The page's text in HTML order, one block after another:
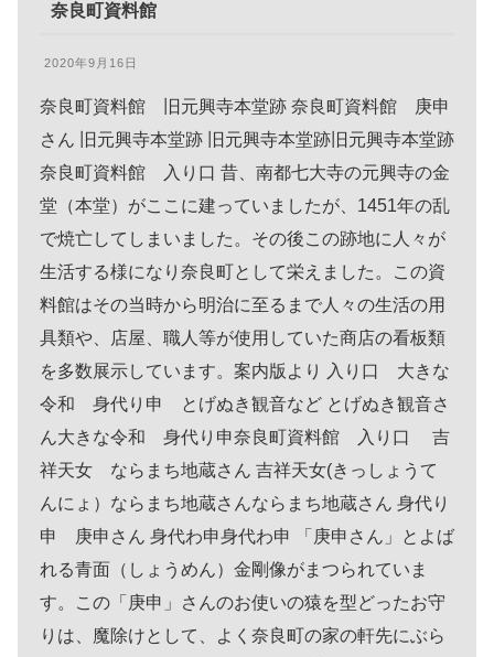
奈良町資料館
2020年9月16日
奈良町資料館 旧元興寺本堂跡 奈良町資料館 庚申
さん 旧元興寺本堂跡 旧元興寺本堂跡旧元興寺本堂跡
奈良町資料館 入り口 昔、南都七大寺の元興寺の金
堂（本堂）がここに建っていましたが、1451年の乱
で焼亡してしまいました。その後この跡地に人々が
生活する様になり奈良町として栄えました。この資
料館はその当時から明治に至るまで人々の生活の用
具類や、店屋、職人等が使用していた商店の看板類
を多数展示しています。案内版より 入り口 大きな
令和 身代り申 とげぬき観音など とげぬき観音さ
ん大きな令和 身代り申奈良町資料館 入り口 吉
祥天女 ならまち地蔵さん 吉祥天女(きっしょうて
んにょ）ならまち地蔵さんならまち地蔵さん 身代り
申 庚申さん 身代わ申身代わ申 「庚申さん」とよば
れる青面（しょうめん）金剛像がまつられていま
す。この「庚申」さんのお使いの猿を型どったお守
りは、魔除けとして、よく奈良町の家の軒先にぶら